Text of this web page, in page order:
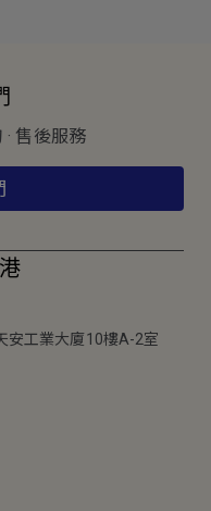
· 售後服務
安工業大廈10樓A-2室